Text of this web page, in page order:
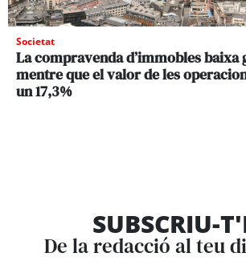
Societat
La compravenda d’immobles baixa
mentre que el valor de les
un 17,3%
SUBSCRIU-
De la redacció al teu